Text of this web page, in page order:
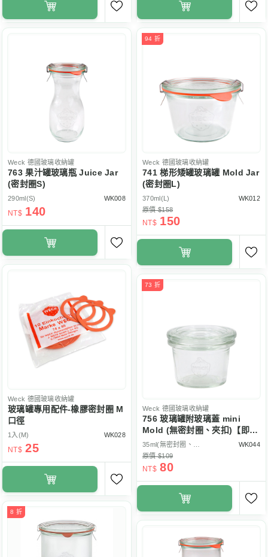
Weck 德國玻璃收納罐
763 果汁罐玻璃瓶 Juice Jar
(密封圈S)
290ml(S) WK008
NT$ 140
94 折
Weck 德國玻璃收納罐
741 梯形矮罐玻璃罐 Mold Jar
(密封圈L)
370ml(L)
WK012
原價 $158
NT$ 150
Weck 德國玻璃收納罐
玻璃罐專用配件-橡膠密封圈 M
口徑
1入(M) WK028
NT$ 25
73 折
Weck 德國玻璃收納罐
756 玻璃罐附玻璃蓋 mini
Mold (無密封圈、夾扣)【即將
停售】
WK044
原價 $109
NT$ 80
8 折